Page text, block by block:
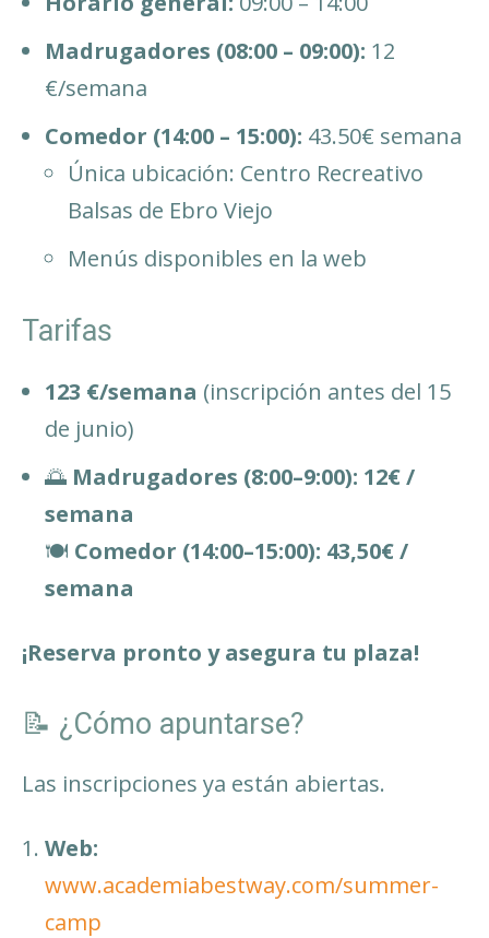
Madrugadores (08:00 – 09:00): 12
€/semana
Comedor (14:00 – 15:00): 43.50€ semana
Única ubicación: Centro Recreativo
Balsas de Ebro Viejo
Menús disponibles en la web
Tarifas
123 €/semana (inscripción antes del 15
de junio)
🌅 Madrugadores (8:00–9:00): 12€ /
semana
🍽️ Comedor (14:00–15:00): 43,50€ /
semana
¡Reserva pronto y asegura tu plaza!
📝 ¿Cómo apuntarse?
Las inscripciones ya están abiertas.
Web:
www.academiabestway.com/summer-
camp